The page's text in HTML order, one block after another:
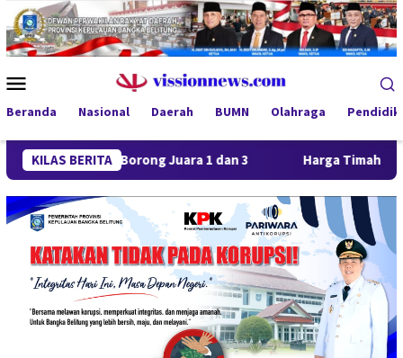
Loncat
ke
konten
Mobile
Beranda Nasional Daerah BUMN Olahraga
KILAS BERITA
FC Borong Juara 1 dan 3 Harga Timah Turun,